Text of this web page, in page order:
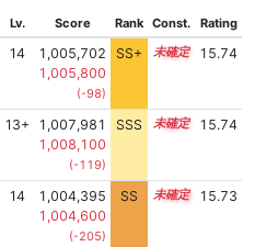
Lv. Score Rank Const. Rating
14
1,005,702
1,005,800
(-98)
SS+ 14.1 15.74
13+
1,007,981
1,008,100
(-119)
SSS 13.7 15.74
14
1,004,395
1,004,600
(-205)
SS 14.3 15.73